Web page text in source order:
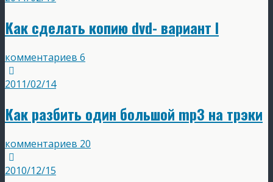
Как сделать копию dvd- вариант I
комментариев 6
2011/02/14
Как разбить один большой mp3 на трэки
комментариев 20
2010/12/15